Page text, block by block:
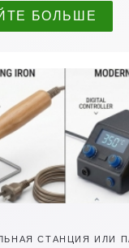
БОЛЬШЕ
СТАНЦИЯ ИЛИ